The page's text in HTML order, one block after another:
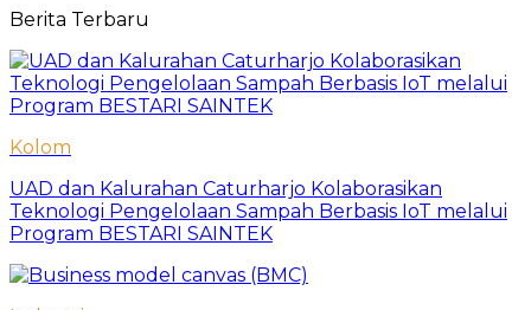
Berita Terbaru
Kolom
UAD dan Kalurahan Caturharjo Kolaborasikan
Teknologi Pengelolaan Sampah Berbasis IoT melalui
Program BESTARI SAINTEK